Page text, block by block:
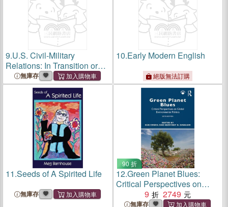
9.U.S. Civil-Military
Relations: In Transition or
Crisis?
無庫存
10.Early Modern English
絕版無法訂購
11.Seeds of A Spirited Life
無庫存
90 折
12.Green Planet Blues:
Critical Perspectives on
Global Environmental
Politics, 6th Edition
9 2749
無庫存